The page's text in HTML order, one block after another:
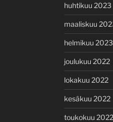
huhtikuu 2023
maaliskuu
helmikuu 2023
joulukuu 2022
lokakuu 2022
kesäkuu 2022
toukokuu 2022